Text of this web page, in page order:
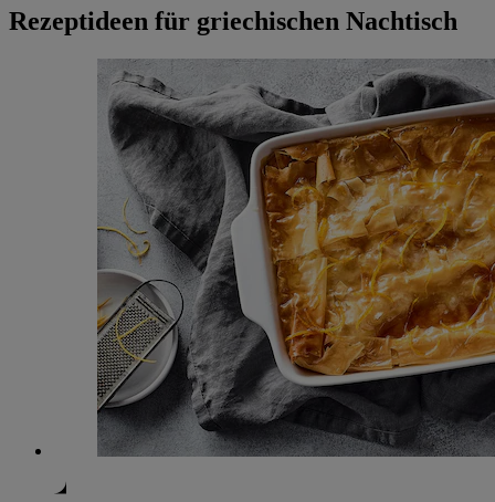
Rezeptideen für griechischen Nachtisch